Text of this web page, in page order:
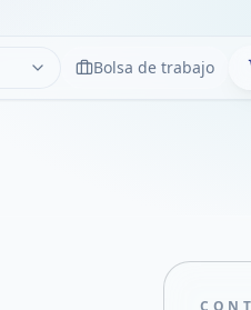
LimpiarBolsa de trabajo